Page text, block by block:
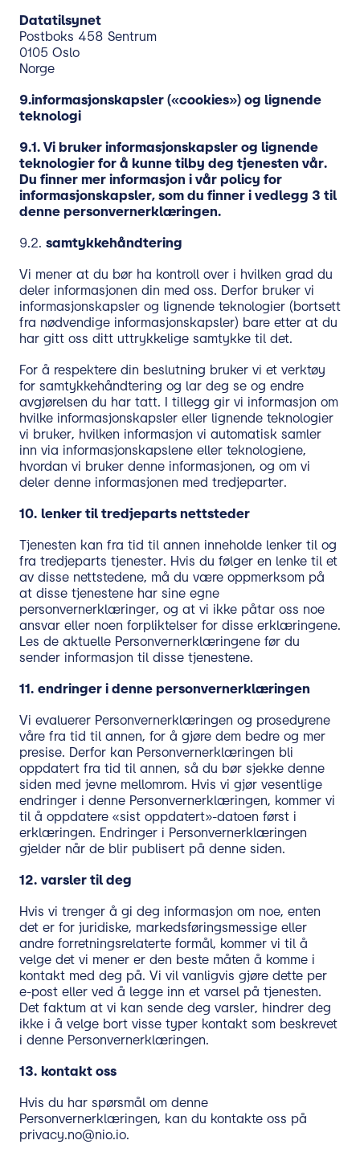
Datatilsynet
Postboks 458 Sentrum
0105 Oslo
Norge
9.informasjonskapsler («cookies») og lignende
teknologi
9.1. Vi bruker informasjonskapsler og lignende
teknologier for å kunne tilby deg tjenesten vår.
Du finner mer informasjon i vår policy for
informasjonskapsler, som du finner i vedlegg 3 til
denne personvernerklæringen.
9.2. samtykkehåndtering
Vi mener at du bør ha kontroll over i hvilken grad du
deler informasjonen din med oss. Derfor bruker vi
informasjonskapsler og lignende teknologier (bortsett
fra nødvendige informasjonskapsler) bare etter at du
har gitt oss ditt uttrykkelige samtykke til det.
For å respektere din beslutning bruker vi et verktøy
for samtykkehåndtering og lar deg se og endre
avgjørelsen du har tatt. I tillegg gir vi informasjon om
hvilke informasjonskapsler eller lignende teknologier
vi bruker, hvilken informasjon vi automatisk samler
inn via informasjonskapslene eller teknologiene,
hvordan vi bruker denne informasjonen, og om vi
deler denne informasjonen med tredjeparter.
10. lenker til tredjeparts nettsteder
Tjenesten kan fra tid til annen inneholde lenker til og
fra tredjeparts tjenester. Hvis du følger en lenke til et
av disse nettstedene, må du være oppmerksom på
at disse tjenestene har sine egne
personvernerklæringer, og at vi ikke påtar oss noe
ansvar eller noen forpliktelser for disse erklæringene.
Les de aktuelle Personvernerklæringene før du
sender informasjon til disse tjenestene.
11. endringer i denne personvernerklæringen
Vi evaluerer Personvernerklæringen og prosedyrene
våre fra tid til annen, for å gjøre dem bedre og mer
presise. Derfor kan Personvernerklæringen bli
oppdatert fra tid til annen, så du bør sjekke denne
siden med jevne mellomrom. Hvis vi gjør vesentlige
endringer i denne Personvernerklæringen, kommer vi
til å oppdatere «sist oppdatert»-datoen først i
erklæringen. Endringer i Personvernerklæringen
gjelder når de blir publisert på denne siden.
12. varsler til deg
Hvis vi trenger å gi deg informasjon om noe, enten
det er for juridiske, markedsføringsmessige eller
andre forretningsrelaterte formål, kommer vi til å
velge det vi mener er den beste måten å komme i
kontakt med deg på. Vi vil vanligvis gjøre dette per
e-post eller ved å legge inn et varsel på tjenesten.
Det faktum at vi kan sende deg varsler, hindrer deg
ikke i å velge bort visse typer kontakt som beskrevet
i denne Personvernerklæringen.
13. kontakt oss
Hvis du har spørsmål om denne
Personvernerklæringen, kan du kontakte oss på
privacy.no@nio.io.